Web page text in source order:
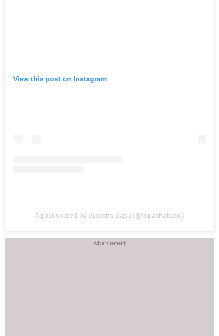
View this post on Instagram
A post shared by Bipasha Basu (@bipashabasu)